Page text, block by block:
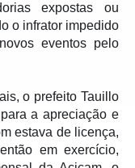
expostas ou
o infrator impedido
eventos pelo
a apreciação e
estava de licença,
em exercício,